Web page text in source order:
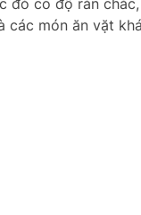
đỏ có độ rắn
các món ăn vặt